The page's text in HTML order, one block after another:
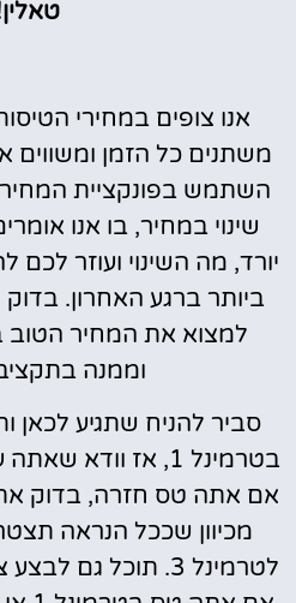
אנו צופים במחירי
משתנים כל הזמן
השתמש בפונקציית
שינוי במחיר, בו אנו
יורד, מה השינוי ועוזר
ביותר ברגע האחרון.
למצוא את המחיר הטוב
וממנה בתקציב
סביר להניח שתגיע לכאן
בטרמינל 1, אז וודא
אם אתה טס חזרה, בדוק
לטרמינל 3. תוכל